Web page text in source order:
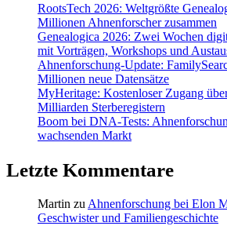
RootsTech 2026: Weltgrößte
Millionen Ahnenforscher zusammen
Genealogica 2026: Zwei Wochen
mit Vorträgen, Workshops und
Ahnenforschung-Update:
Millionen neue Datensätze
MyHeritage: Kostenloser Zugang
Milliarden Sterberegistern
Boom bei DNA-Tests:
wachsenden Markt
Letzte Kommentare
Martin zuAhnenforschung bei Elon
Geschwister und Familiengeschichte